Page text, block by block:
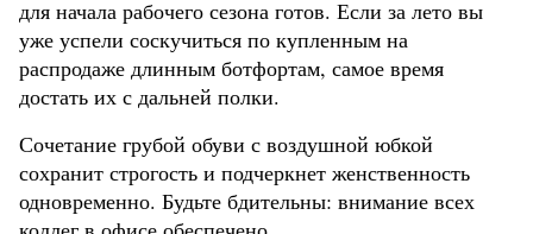
для начала рабочего сезона готов. Если за лето вы
уже успели соскучиться по купленным на
распродаже длинным ботфортам, самое время
достать их с дальней полки.
Сочетание грубой обуви с воздушной юбкой
сохранит строгость и подчеркнет женственность
одновременно. Будьте бдительны: внимание всех